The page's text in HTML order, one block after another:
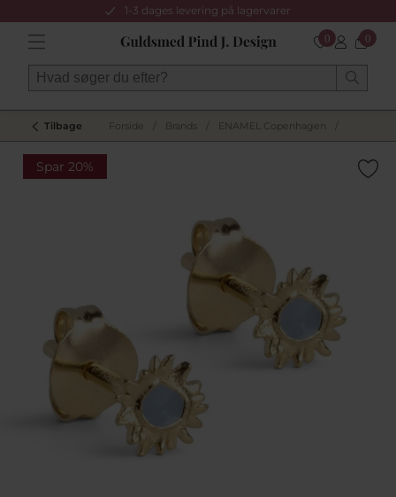
1-3 dages levering på lagervarer
0 0
Tilbage Forside Brands ENAMEL Copenhagen
Spar 20%